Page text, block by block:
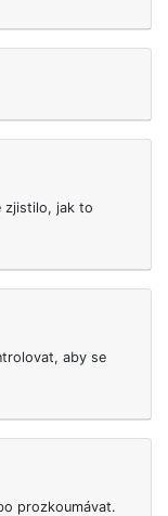
zjistilo, jak to
aby se
prozkoumávat.